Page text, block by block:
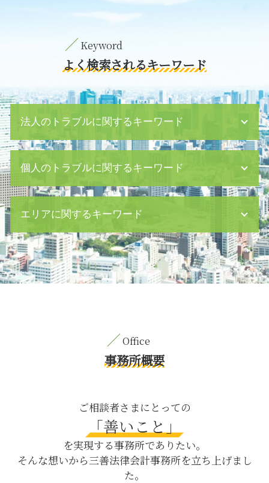
よく検索されるキーワード
法人のトラブルに関するキーワード
資金繰り 改善
議決権 行使
セクハラ どこから
債務超過 とは
雇用 問題
パワハラ 上司
消滅時効 債権
弁護士 顧問契約
会社法 内部統制
会社 コンプライアンス
セクハラ 処分
経理 財務
個人のトラブルに関するキーワード
精神的 dv
刑事事件 示談
公正証書 遺言 死亡したら
刑事事件 流れ
妊娠中 旦那 イライラ 離婚
家庭裁判所 調停
公正証書遺言 費用
刑法犯 対象
遺留分 侵害 請求
債務整理 とは デメリット
エリアに関するキーワード
刑事事件 八丁堀 弁護士
離婚 目黒区 弁護士
労働問題 八丁堀 弁護士
刑事事件 茅場町 相談
契約書作成 渋谷区 相談
M&A 新宿区 弁護士
交通事故 渋谷区 弁護士
契約書作成 新宿区 相談
労働問題 渋谷区 相談
離婚 茅場町 相談
親権取得 茅場町 弁護士
契約書作成 茅場町 弁護士
事務所概要
ご相談者さまにとっての
「善いこと」
を実現する事務所でありたい。
そんな想いから三善法律会計事務所を立ち上げまし
た。